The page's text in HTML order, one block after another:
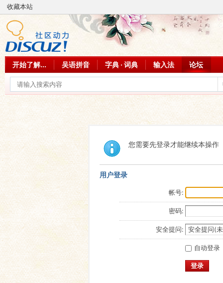
收藏本站
开始了解... 吴语拼音 字典 · 词典 输入法 论坛
您需要先登录才能继续本操作
用户登录
帐号:
密码:
安全提问:
自动登录
登录